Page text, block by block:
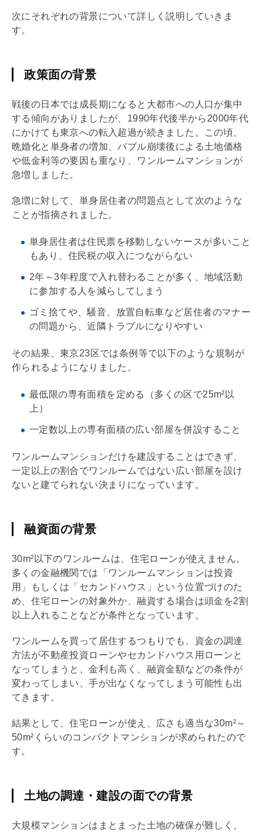
次にそれぞれの背景について詳しく説明していきま
す。
政策面の背景
戦後の日本では成長期になると大都市への人口が集中
する傾向がありましたが、1990年代後半から2000年代
にかけても東京への転入超過が続きました。この頃、
晩婚化と単身者の増加、バブル崩壊後による土地価格
や低金利等の要因も重なり、ワンルームマンションが
急増しました。
急増に対して、単身居住者の問題点として次のような
ことが指摘されました。
単身居住者は住民票を移動しないケースが多いこと
もあり、住民税の収入につながらない
2年～3年程度で入れ替わることが多く、地域活動
に参加する人を減らしてしまう
ゴミ捨てや、騒音、放置自転車など居住者のマナー
の問題から、近隣トラブルになりやすい
その結果、東京23区では条例等で以下のような規制が
作られるようになりました。
最低限の専有面積を定める（多くの区で25m²以
上）
一定数以上の専有面積の広い部屋を併設すること
ワンルームマンションだけを建設することはできず、
一定以上の割合でワンルームではない広い部屋を設け
ないと建てられない決まりになっています。
融資面の背景
30m²以下のワンルームは、 住宅ローンが使えません。
多くの金融機関では「ワンルームマンションは投資
用」もしくは「セカンドハウス」という位置づけのた
め、 住宅ローンの対象外か、融資する場合は頭金を2割
以上入れることなどが条件となっています。
ワンルームを買って居住するつもりでも、資金の調達
方法が不動産投資ローンやセカンドハウス用ローンと
なってしまうと、金利も高く、融資金額などの条件が
変わってしまい、手が出なくなってしまう可能性も出
てきます。
結果として、住宅ローンが使え、広さも適当な30m²～
50m²くらいのコンパクトマンションが求められたので
す。
土地の調達・建設の面での背景
大規模マンションはまとまった土地の確保が難しく、